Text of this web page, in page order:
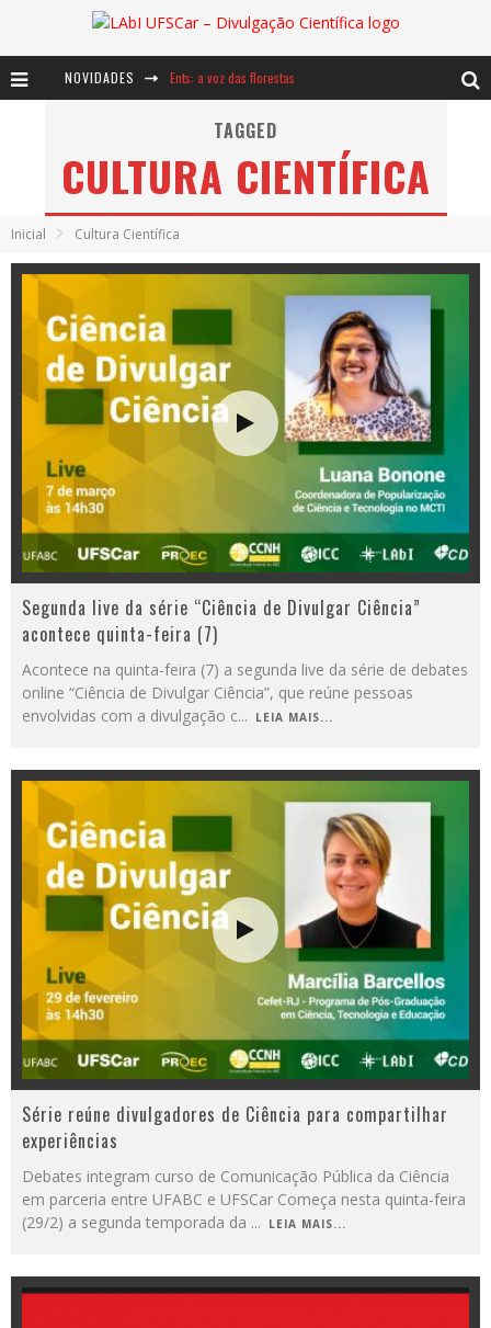
NOVIDADES Ents: a voz das florestas
Notáveis: Bertha Lutz
Baú de Histórias - A jamais imaginada aventura com os moinhos de vento
TAGGED
CULTURA CIENTÍFICA
Inicial Cultura Científica
Segunda live da série “Ciência de Divulgar Ciência”
acontece quinta-feira (7)
Acontece na quinta-feira (7) a segunda live da série de debates
online “Ciência de Divulgar Ciência”, que reúne pessoas
envolvidas com a divulgação c... LEIA MAIS...
Série reúne divulgadores de Ciência para compartilhar
experiências
Debates integram curso de Comunicação Pública da Ciência
em parceria entre UFABC e UFSCar Começa nesta quinta-feira
(29/2) a segunda temporada da ... LEIA MAIS...